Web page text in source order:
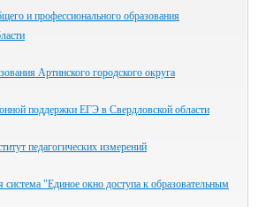
и профессионального образования
Артинского городского округа
поддержки ЕГЭ в Свердловской области
педагогических измерений
"Единое окно доступа к образовательным